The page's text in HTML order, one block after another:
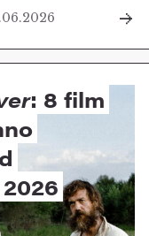
: 8 film